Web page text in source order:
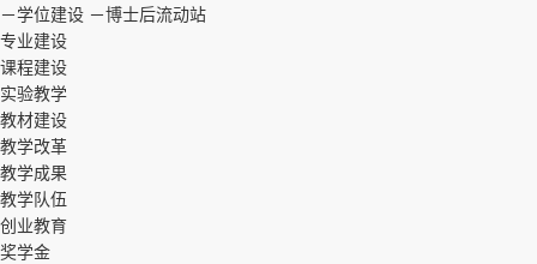
－学位建设 －博士后流动站
专业建设
课程建设
实验教学
教材建设
教学改革
教学成果
教学队伍
创业教育
奖学金